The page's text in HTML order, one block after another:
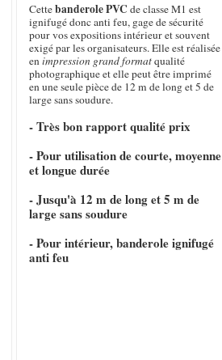
Cettebanderole PVC de classe M1 est
ignifugé donc anti feu, gage de sécurité
pour vos expositions intérieur et souvent
exigé par les organisateurs. Elle est réalisée
enimpression grand formatqualité
photographique et elle peut être imprimé
en une seule pièce de 12 m de long et 5 de
large sans soudure.
- Très bon rapport qualité prix
- Pour utilisation de courte, moyenne
et longue durée
- Jusqu'à 12 m de long et 5 m de
large sans soudure
- Pour intérieur, banderole ignifugé
anti feu